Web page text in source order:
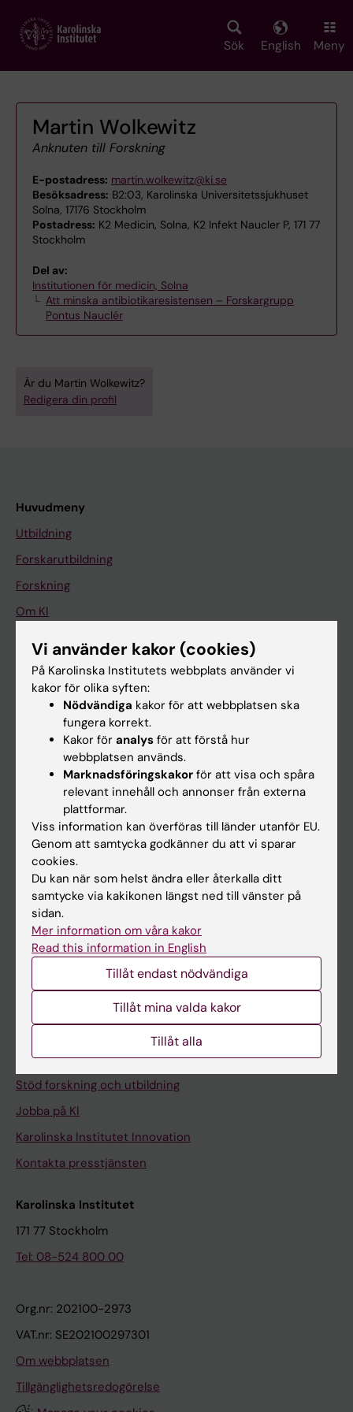
main
Sök English Meny
Martin Wolkewitz
Anknuten till Forskning
E-postadress: martin.wolkewitz@ki.se
Besöksadress: B2:03, Karolinska Universitetssjukhuset
Solna, 17176 Stockholm
Postadress: K2 Medicin, Solna, K2 Infekt Naucler P, 171 77
Stockholm
Del av:
Institutionen för medicin, Solna
Att minska antibiotikaresistensen – Forskargrupp
Pontus Nauclér
Är du Martin Wolkewitz?
Redigera din profil
Huvudmeny
Utbildning
Forskarutbildning
Forskning
Om KI
På gång
Nyheter
Kalender
Schema
Studentmejlen
Kurs- och programwebbar
Student på KI
Medarbetarportalen
Universitetsbiblioteket
Stöd forskning och utbildning
Jobba på KI
Karolinska Institutet Innovation
Kontakta presstjänsten
Karolinska Institutet
171 77 Stockholm
Tel: 08-524 800 00
Org.nr: 202100-2973
VAT.nr: SE202100297301
Om webbplatsen
Tillgänglighetsredogörelse
Vi använder kakor (cookies)
På Karolinska Institutets webbplats använder vi
kakor för olika syften:
Nödvändiga kakor för att webbplatsen ska
fungera korrekt.
Kakor för analys för att förstå hur
webbplatsen används.
Marknadsföringskakor för att visa och spåra
relevant innehåll och annonser från externa
plattformar.
Viss information kan överföras till länder utanför EU.
Genom att samtycka godkänner du att vi sparar
cookies.
Du kan när som helst ändra eller återkalla ditt
samtycke via kakikonen längst ned till vänster på
sidan.
Mer information om våra kakor
Read this information in English
Tillåt endast nödvändiga
Tillåt mina valda kakor
Tillåt alla